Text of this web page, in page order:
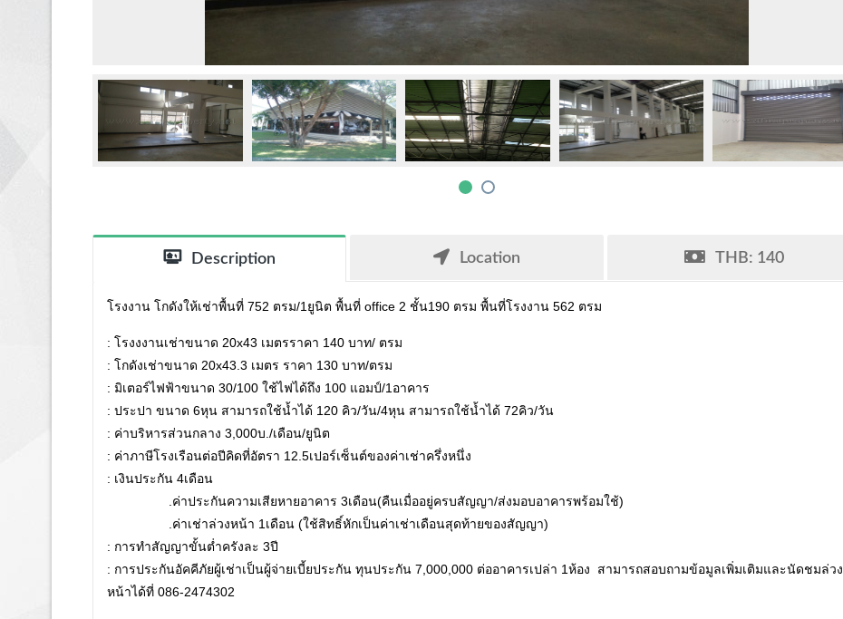
Description Location THB: 140
โรงงาน โกดังให้เช่าพื้นที่ 752 ตรม/1ยูนิต พื้นที่ office 2 ชั้น190 ตรม พื้นที่โรงงาน 562 ตรม
: โรงงงานเช่าขนาด 20x43 เมตรราคา 140 บาท/ ตรม
: โกดังเช่าขนาด 20x43.3 เมตร ราคา 130 บาท/ตรม
: มิเตอร์ไฟฟ้าขนาด 30/100 ใช้ไฟได้ถึง 100 แอมป์/1อาคาร
: ประปา ขนาด 6หุน สามารถใช้น้ำได้ 120 คิว/วัน/4หุน สามารถใช้น้ำได้ 72คิว/วัน
: ค่าบริหารส่วนกลาง 3,000บ./เดือน/ยูนิต
: ค่าภาษีโรงเรือนต่อปีคิดที่อัตรา 12.5เปอร์เซ็นต์ของค่าเช่าครึ่งหนึ่ง
: เงินประกัน 4เดือน
.ค่าประกันความเสียหายอาคาร 3เดือน(คืนเมื่ออยู่ครบสัญญา/ส่งมอบอาคารพร้อมใช้)
.ค่าเช่าล่วงหน้า 1เดือน (ใช้สิทธิ์หักเป็นค่าเช่าเดือนสุดท้ายของสัญญา)
: การทำสัญญาขั้นต่ำครังละ 3ปี
: การประกันอัคคีภัยผู้เช่าเป็นผู้จ่ายเบี้ยประกัน ทุนประกัน 7,000,000 ต่ออาคารเปล่า 1ห้อง สามารถสอบถามข้อมูลเพิ่มเติมและนัดชมล่วง
หน้าได้ที่ 086-2474302